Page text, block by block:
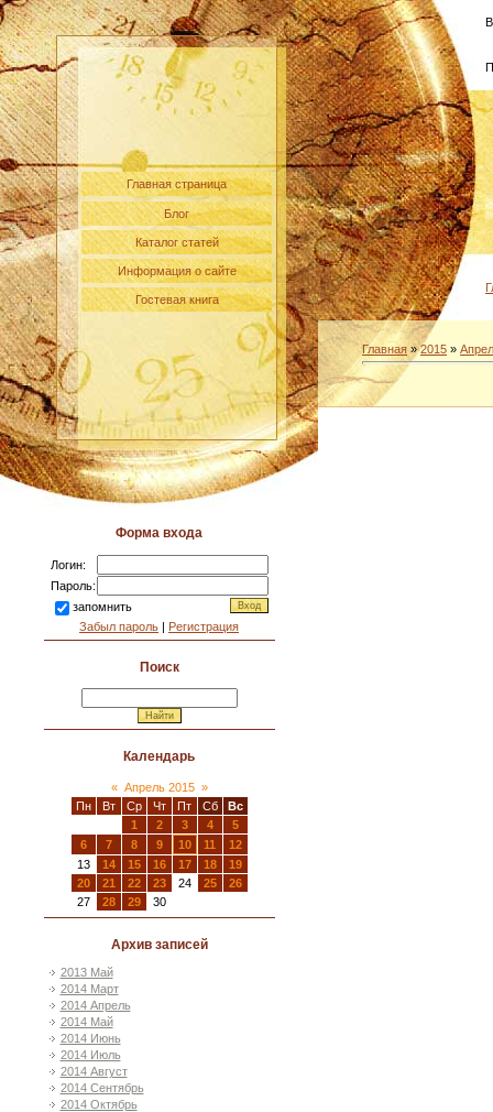
Главная страница
Блог
Каталог статей
Информация о сайте
Гостевая книга
Форма входа
Логин:
Пароль:
запомнить
Забыл пароль | Регистрация
Поиск
Календарь
« Апрель 2015 »
Пн
Вт Ср Чт Пт Сб
Вс
1
2 3 4
5
6
7 8 9 10 11
12
13
14 15 16 17 18
19
20
21 22 23 24 25
26
27
28 29 30
Архив записей
2013 Май
2014 Март
2014 Апрель
2014 Май
2014 Июнь
2014 Июль
2014 Август
2014 Сентябрь
2014 Октябрь
Главная »2015 »